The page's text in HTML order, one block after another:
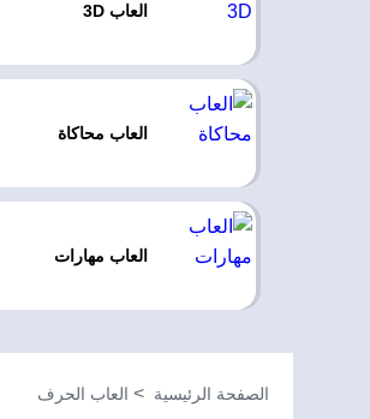
العاب 3D
العاب محاكاة
العاب مهارات
الصفحة الرئيسية العاب الحرف